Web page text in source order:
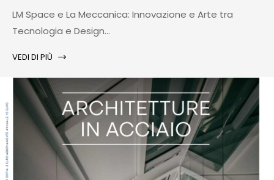
LM Space e La Meccanica: Innovazione e Arte tra
Tecnologia e Design...
VEDI DI PIÙ